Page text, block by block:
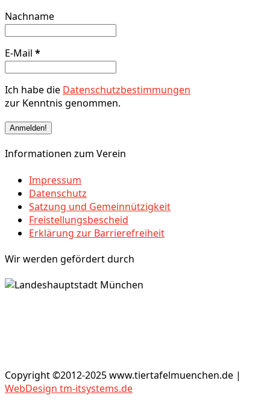
Nachname
E-Mail *
Ich habe die Datenschutzbestimmungen
zur Kenntnis genommen.
Informationen zum Verein
Impressum
Datenschutz
Satzung und Gemeinnützigkeit
Freistellungsbescheid
Erklärung zur Barrierefreiheit
Wir werden gefördert durch
Copyright ©2012-2025 www.tiertafelmuenchen.de |
WebDesign tm-itsystems.de